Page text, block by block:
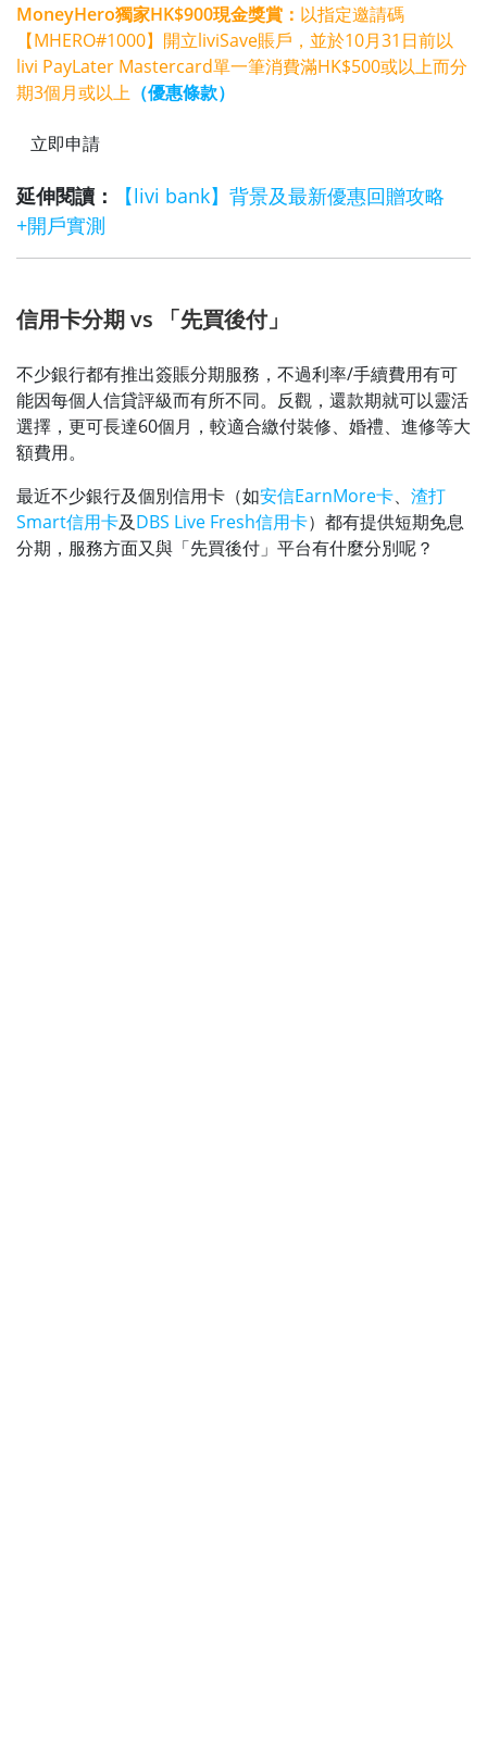
MoneyHero獨家HK$900現金獎賞： 以指定邀請碼
【MHERO#1000】開立liviSave賬戶，並於10月31日前以
livi PayLater Mastercard單一筆消費滿HK$500或以上而分
期3個月或以上 （優惠條款）
立即申請
延伸閱讀：
【livi bank】背景及最新優惠回贈攻略
+開戶實測
信用卡分期 vs 「先買後付」
不少銀行都有推出簽賬分期服務，不過利率/手續費用有可
能因每個人信貸評級而有所不同。反觀，還款期就可以靈活
選擇，更可長達60個月，較適合繳付裝修、婚禮、進修等大
額費用。
最近不少銀行及個別信用卡（如安信EarnMore卡、 渣打
Smart信用卡及DBS Live Fresh信用卡）都有提供短期免息
分期，服務方面又與「先買後付」平台有什麼分別呢？